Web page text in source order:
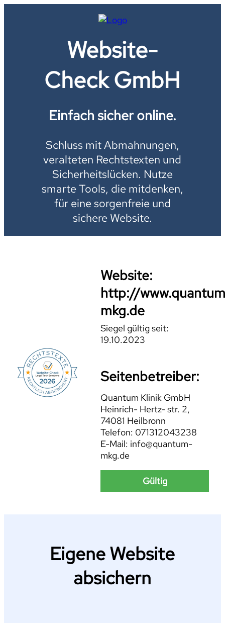
Website-
Check GmbH
Einfach sicher online.
Schluss mit Abmahnungen,
veralteten Rechtstexten und
Sicherheitslücken. Nutze
smarte Tools, die mitdenken,
für eine sorgenfreie und
sichere Website.
Website:
http://
mkg.de
Siegel gültig seit:
19.10.2023
Seitenbetreiber:
Quantum Klinik GmbH
Heinrich- Hertz- str. 2,
74081 Heilbronn
Telefon: 071312043238
E-Mail: info@quantum-
mkg.de
Gültig
Eigene Website
absichern